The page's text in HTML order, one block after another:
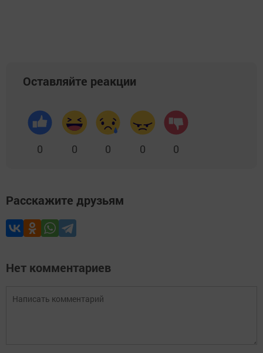
Оставляйте реакции
0 0 0 0 0
Расскажите друзьям
Нет комментариев